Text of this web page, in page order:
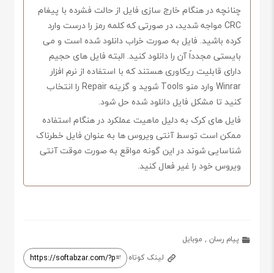
چنانچه در هنگام خارج سازی فایل از حالت فشرده با پیغام
CRC مواجه شدید، در صورتی که کلمه رمز را درست وارد
کرده باشید. فایل به صورت خراب دانلود شده است و می
بایستی مجدداً آن را دانلود کنید. البته فایل های حجیم
دارای قابلیت ریکاوری هستند که با استفاده از نرم افزار
Winrar وارد منو Tools شوید و گزینه Repair را انتخاب
کنید تا مشکل فایل دانلود شده حل شود.
فایل های کرک به دلیل ماهیت عملکرد در هنگام استفاده
ممکن است توسط آنتی ویروس ها به عنوان فایل خطرناک
شناسایی شوند در این گونه مواقع به صورت موقت آنتی
ویروس خود را غیر فعال کنید.
پیام رسان , موبایل
لینک کوتاه